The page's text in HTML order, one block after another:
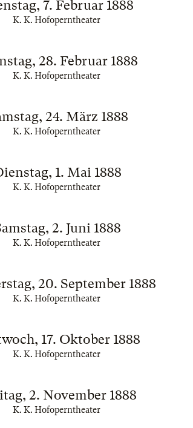
7. Februar 1888
K. K. Hofoperntheater
28. Februar 1888
K. K. Hofoperntheater
24. März 1888
K. K. Hofoperntheater
1. Mai 1888
K. K. Hofoperntheater
2. Juni 1888
K. K. Hofoperntheater
20. September 1888
K. K. Hofoperntheater
17. Oktober 1888
K. K. Hofoperntheater
2. November 1888
K. K. Hofoperntheater